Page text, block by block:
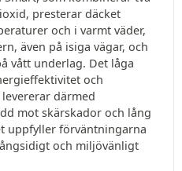
presterar däcket
och i varmt väder,
även på isiga vägar, och
vått underlag. Det låga
och
därmed
mot skärskador och lång
uppfyller förväntningarna
och miljövänligt